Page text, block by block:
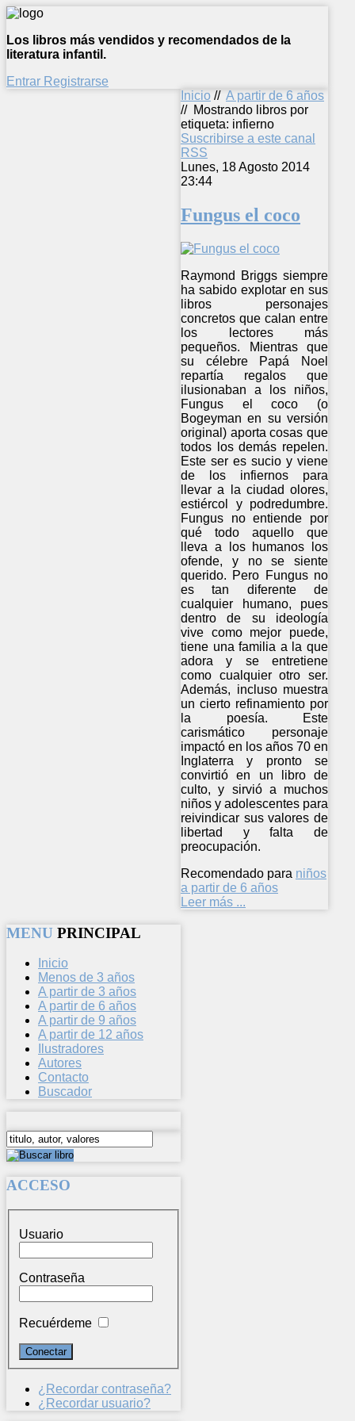
Los libros más vendidos y recomendados de la
literatura infantil.
Entrar Registrarse
Inicio // A partir de 6 años
// Mostrando libros por
etiqueta: infierno
Suscribirse a este canal
RSS
Lunes, 18 Agosto 2014
23:44
Fungus el coco
Raymond Briggs siempre
ha sabido explotar en sus
libros personajes
concretos que calan entre
los lectores más
pequeños. Mientras que
su célebre Papá Noel
repartía regalos que
ilusionaban a los niños,
Fungus el coco (o
Bogeyman en su versión
original) aporta cosas que
todos los demás repelen.
Este ser es sucio y viene
de los infiernos para
llevar a la ciudad olores,
estiércol y podredumbre.
Fungus no entiende por
qué todo aquello que
lleva a los humanos los
ofende, y no se siente
querido. Pero Fungus no
es tan diferente de
cualquier humano, pues
dentro de su ideología
vive como mejor puede,
tiene una familia a la que
adora y se entretiene
como cualquier otro ser.
Además, incluso muestra
un cierto refinamiento por
la poesía. Este
carismático personaje
impactó en los años 70 en
Inglaterra y pronto se
convirtió en un libro de
culto, y sirvió a muchos
niños y adolescentes para
reivindicar sus valores de
libertad y falta de
preocupación.
Recomendado para niños
a partir de 6 años
Leer más ...
MENU PRINCIPAL
Inicio
Menos de 3 años
A partir de 3 años
A partir de 6 años
A partir de 9 años
A partir de 12 años
Ilustradores
Autores
Contacto
Buscador
ACCESO
Usuario
Contraseña
Recuérdeme
¿Recordar contraseña?
¿Recordar usuario?